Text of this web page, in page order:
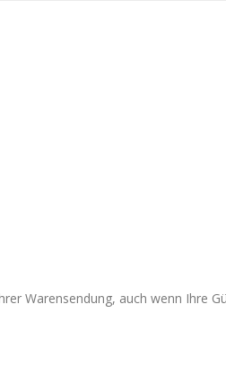
Warensendung, auch wenn Ihre